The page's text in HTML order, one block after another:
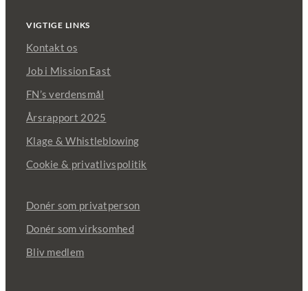
VIGTIGE LINKS
Kontakt os
Job i Mission East
FN’s verdensmål
Årsrapport 2025
Klage & Whistleblowing
Cookie & privatlivspolitik
Donér som privatperson
Donér som virksomhed
Bliv medlem